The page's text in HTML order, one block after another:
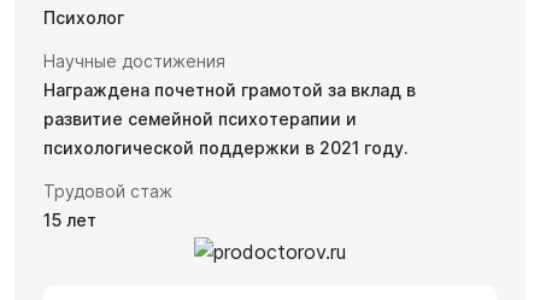
Психолог
Научные достижения
Награждена почетной грамотой за вклад в
развитие семейной психотерапии и
психологической поддержки в 2021 году.
Трудовой стаж
15 лет